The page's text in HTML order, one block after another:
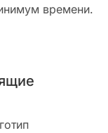
времени.